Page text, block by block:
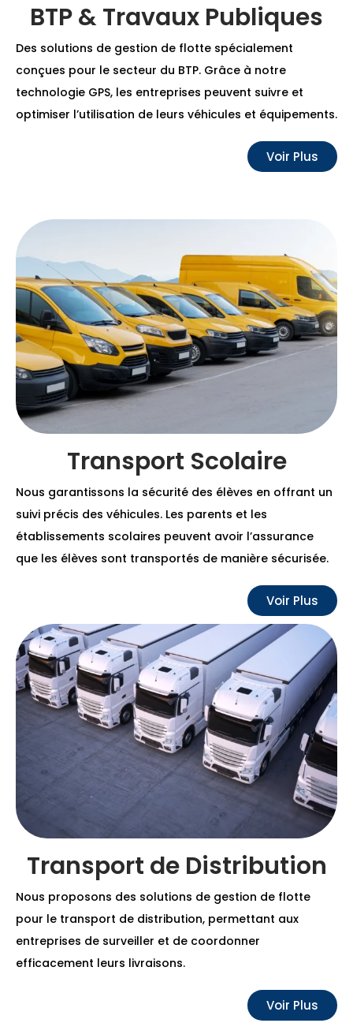
BTP & Travaux Publiques
Des solutions de gestion de flotte spécialement
conçues pour le secteur du BTP. Grâce à notre
technologie GPS, les entreprises peuvent suivre et
optimiser l’utilisation de leurs véhicules et équipements.
Voir Plus
Transport Scolaire
Nous garantissons la sécurité des élèves en offrant un
suivi précis des véhicules. Les parents et les
établissements scolaires peuvent avoir l’assurance
que les élèves sont transportés de manière sécurisée.
Voir Plus
Transport de Distribution
Nous proposons des solutions de gestion de flotte
pour le transport de distribution, permettant aux
entreprises de surveiller et de coordonner
efficacement leurs livraisons.
Voir Plus